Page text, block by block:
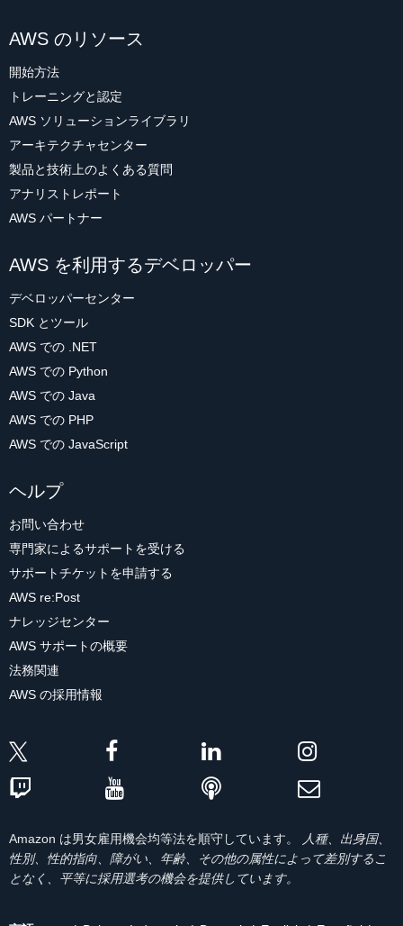
AWS のリソース
開始方法
トレーニングと認定
AWS ソリューションライブラリ
アーキテクチャセンター
製品と技術上のよくある質問
アナリストレポート
AWS パートナー
AWS を利用するデベロッパー
デベロッパーセンター
SDK とツール
AWS での .NET
AWS での Python
AWS での Java
AWS での PHP
AWS での JavaScript
ヘルプ
お問い合わせ
専門家によるサポートを受ける
サポートチケットを申請する
AWS re:Post
ナレッジセンター
AWS サポートの概要
法務関連
AWS の採用情報
Amazon は男女雇用機会均等法を順守しています。
人種、出身国、
性別、性的指向、障がい、年齢、その他の属性によって差別するこ
となく、平等に採用選考の機会を提供しています。